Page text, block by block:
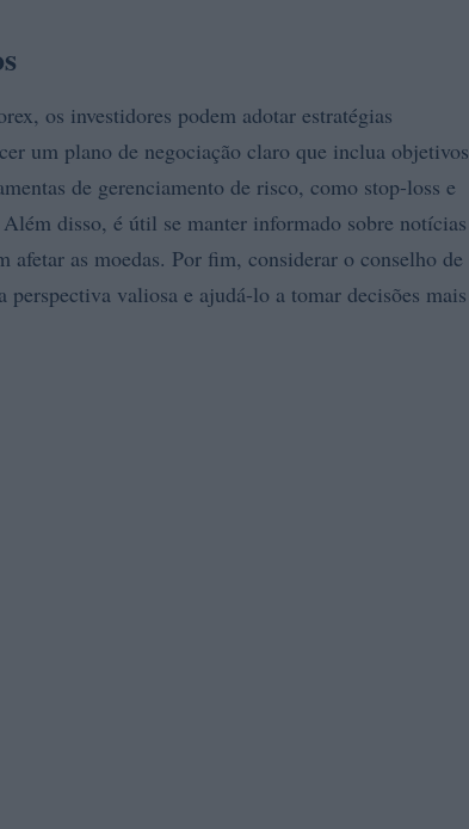
os investidores podem adotar estratégias
um plano de negociação claro que inclua objetivos
de gerenciamento de risco, como stop-loss e
disso, é útil se manter informado sobre notícias
afetar as moedas. Por fim, considerar o conselho de
valiosa e ajudá-lo a tomar decisões mais